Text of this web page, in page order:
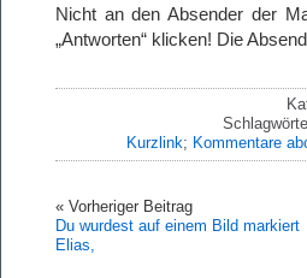
Nicht an den Absender der
„Antworten“ klicken! Die
Kurzlink; Kommentare
« Vorheriger Beitrag
Du wurdest auf einem Bild markiert
Elias,